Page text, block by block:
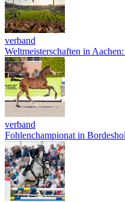
verband
Weltmeisterschaften in
verband
Fohlenchampionat in